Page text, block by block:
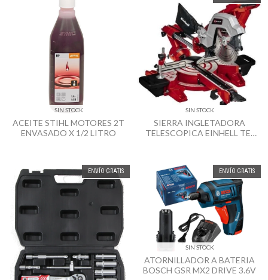
SIN STOCK
ACEITE STIHL MOTORES 2T
ENVASADO X 1/2 LITRO
SIN STOCK
SIERRA INGLETADORA
TELESCOPICA EINHELL TE-
ENVÍO GRATIS ENVÍO GRATIS
SIN STOCK
ATORNILLADOR A BATERIA
BOSCH GSR MX2 DRIVE 3.6V